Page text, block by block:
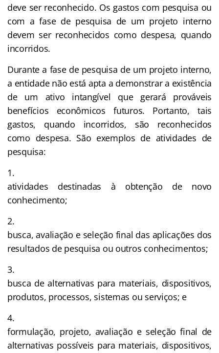
deve ser reconhecido. Os gastos com pesquisa ou
com a fase de pesquisa de um projeto interno
devem ser reconhecidos como despesa, quando
incorridos.
Durante a fase de pesquisa de um projeto interno,
a entidade não está apta a demonstrar a existência
de um ativo intangível que gerará prováveis
benefícios econômicos futuros. Portanto, tais
gastos, quando incorridos, são reconhecidos
como despesa. São exemplos de atividades de
pesquisa:
atividades destinadas à obtenção de novo
conhecimento;
busca, avaliação e seleção final das aplicações dos
resultados de pesquisa ou outros conhecimentos;
busca de alternativas para materiais, dispositivos,
produtos, processos, sistemas ou serviços; e
formulação, projeto, avaliação e seleção final de
alternativas possíveis para materiais, dispositivos,